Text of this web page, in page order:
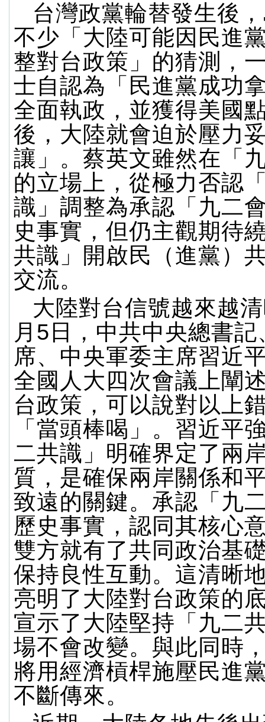
台灣政黨輪替發生後
不少「大陸可能因民進
整對台政策」的猜測，
士自認為「民進黨成功
全面執政，並獲得美國
後，大陸就會迫於壓力
讓」。蔡英文雖然在「
的立場上，從極力否認
識」調整為承認「九二
史事實，但仍主觀期待
共識」開啟民（進黨）
交流。
大陸對台信號越來越
月5日，中共中央總書
席、中央軍委主席習近
全國人大四次會議上闡
台政策，可以說對以上
「當頭棒喝」。習近平
二共識」明確界定了兩
質，是確保兩岸關係和
致遠的關鍵。承認「九
歷史事實，認同其核心
雙方就有了共同政治基
保持良性互動。這清晰
亮明了大陸對台政策的
宣示了大陸堅持「九二
場不會改變。與此同時
將用經濟槓桿施壓民進
不斷傳來。